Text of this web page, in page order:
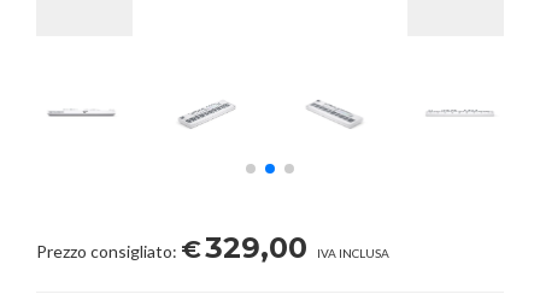
Prezzo consigliato: €329,00 IVA INCLUSA